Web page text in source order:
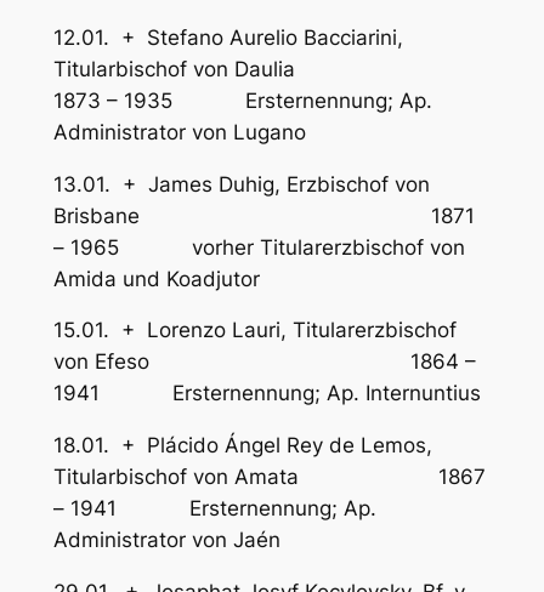
12.01. + Stefano Aurelio Bacciarini,
Titularbischof von Daulia
1873 – 1935 Ersternennung; Ap.
Administrator von Lugano
13.01. + James Duhig, Erzbischof von
Brisbane 1871
– 1965 vorher Titularerzbischof von
Amida und Koadjutor
15.01. + Lorenzo Lauri, Titularerzbischof
von Efeso 1864 –
1941 Ersternennung; Ap. Internuntius
18.01. + Plácido Ángel Rey de Lemos,
Titularbischof von Amata 1867
– 1941 Ersternennung; Ap.
Administrator von Jaén